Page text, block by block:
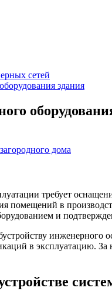
сетей
здания
дома
требует
помещений в
и
инженерного
в эксплуатацию.